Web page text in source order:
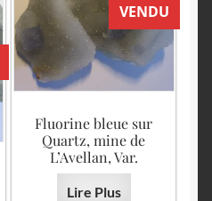
VENDU
Fluorine bleue sur
Quartz, mine de
L’Avellan, Var.
Lire Plus